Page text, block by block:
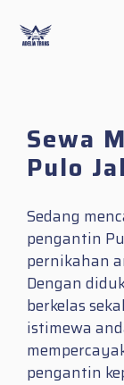
content
Sewa
Pulo
Sedang
pengantin
pernikahan
Dengan
berkelas
istimewa
pengantin